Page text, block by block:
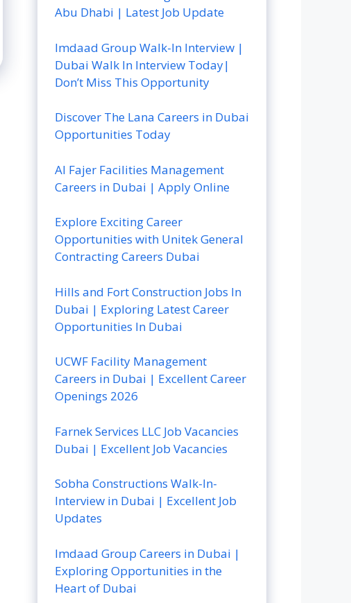
Abu Dhabi | Latest Job Update
Imdaad Group Walk-In Interview |
Dubai Walk In Interview Today|
Don’t Miss This Opportunity
Discover The Lana Careers in Dubai
Opportunities Today
Al Fajer Facilities Management
Careers in Dubai | Apply Online
Explore Exciting Career
Opportunities with Unitek General
Contracting Careers Dubai
Hills and Fort Construction Jobs In
Dubai | Exploring Latest Career
Opportunities In Dubai
UCWF Facility Management
Careers in Dubai | Excellent Career
Openings 2026
Farnek Services LLC Job Vacancies
Dubai | Excellent Job Vacancies
Sobha Constructions Walk-In-
Interview in Dubai | Excellent Job
Updates
Imdaad Group Careers in Dubai |
Exploring Opportunities in the
Heart of Dubai